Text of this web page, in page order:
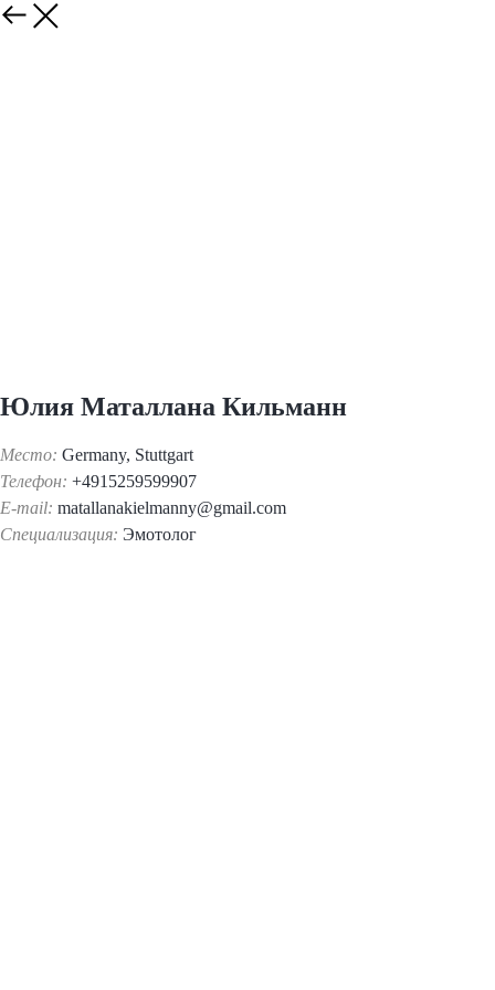
Юлия Маталлана Кильманн
Место: Germany, Stuttgart
Телефон: +4915259599907
E-mail: matallanakielmanny@gmail.com
Специализация: Эмотолог